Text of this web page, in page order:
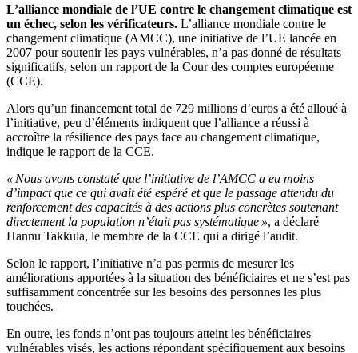
L’alliance mondiale de l’UE contre le changement climatique est
un échec, selon les vérificateurs. L’alliance mondiale contre le
changement climatique (AMCC), une initiative de l’UE lancée en
2007 pour soutenir les pays vulnérables, n’a pas donné de résultats
significatifs, selon un rapport de la Cour des comptes européenne
(CCE).
Alors qu’un financement total de 729 millions d’euros a été alloué à
l’initiative, peu d’éléments indiquent que l’alliance a réussi à
accroître la résilience des pays face au changement climatique,
indique le rapport de la CCE.
« Nous avons constaté que l’initiative de l’AMCC a eu moins
d’impact que ce qui avait été espéré et que le passage attendu du
renforcement des capacités à des actions plus concrètes soutenant
directement la population n’était pas systématique », a déclaré
Hannu Takkula, le membre de la CCE qui a dirigé l’audit.
Selon le rapport, l’initiative n’a pas permis de mesurer les
améliorations apportées à la situation des bénéficiaires et ne s’est pas
suffisamment concentrée sur les besoins des personnes les plus
touchées.
En outre, les fonds n’ont pas toujours atteint les bénéficiaires
vulnérables visés, les actions répondant spécifiquement aux besoins